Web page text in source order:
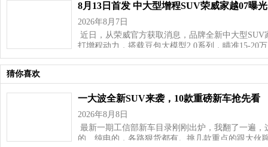
8月13日首发 中大型增程SUV荣威家越07曝光
2026年8月7日
近日，从荣威官方获取消息，品牌全新中大型
打增程动力，搭载豆包大模型2.0系列，瞄准15‑20
猜你喜欢
一大波全新SUV来袭，10款重磅新车抢先看
2026年8月8日
最新一期工信部新车目录刚刚出炉，我翻了一遍
的、纯电的，各路狠货都有。挑几款重点的跟大伙